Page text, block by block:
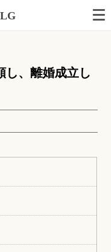
し、離婚成立し